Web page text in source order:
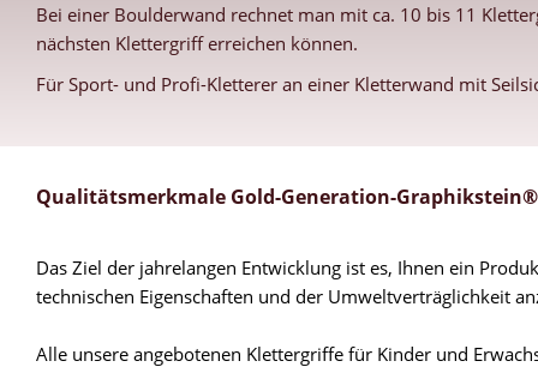
Bei einer Boulderwand rechnet man mit ca. 10 bis 11
nächsten Klettergriff erreichen können.
Für Sport- und Profi-Kletterer an einer Kletterwand mit
Qualitätsmerkmale Gold-Generation-
Das Ziel der jahrelangen Entwicklung ist es, Ihnen ein
technischen Eigenschaften und der Umweltverträglichkeit
Alle unsere angebotenen Klettergriffe für Kinder und